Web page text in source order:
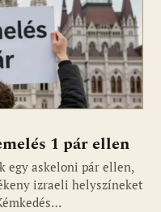
1 pár ellen
egy askeloni pár ellen,
izraeli helyszíneket